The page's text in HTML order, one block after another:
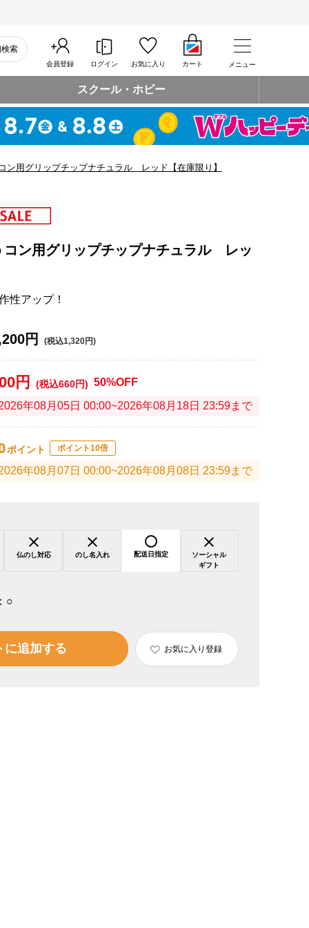
索
会員登録 ログイン お気に入り カート メニュー
スクール・ホビー
ン用グリップチップナチュラル レッド【在庫限り】
ン用グリップチップナチュラル レッ
性アップ！
円 (税込1,320円)
円 (税込660円) 50%OFF
年08月05日 00:00~2026年08月18日 23:59まで
ポイント ポイント10倍
年08月07日 00:00~2026年08月08日 23:59まで
仏のし対応 のし名入れ 配送日指定
ソーシャル
ギフト
○
に追加する お気に入り登録